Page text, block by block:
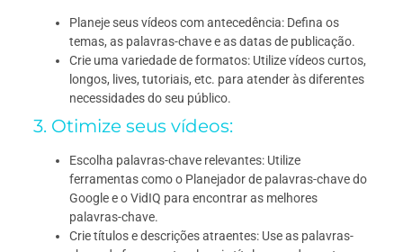
Planeje seus vídeos com antecedência: Defina os
temas, as palavras-chave e as datas de publicação.
Crie uma variedade de formatos: Utilize vídeos curtos,
longos, lives, tutoriais, etc. para atender às diferentes
necessidades do seu público.
3. Otimize seus vídeos:
Escolha palavras-chave relevantes: Utilize
ferramentas como o Planejador de palavras-chave do
Google e o VidIQ para encontrar as melhores
palavras-chave.
Crie títulos e descrições atraentes: Use as palavras-